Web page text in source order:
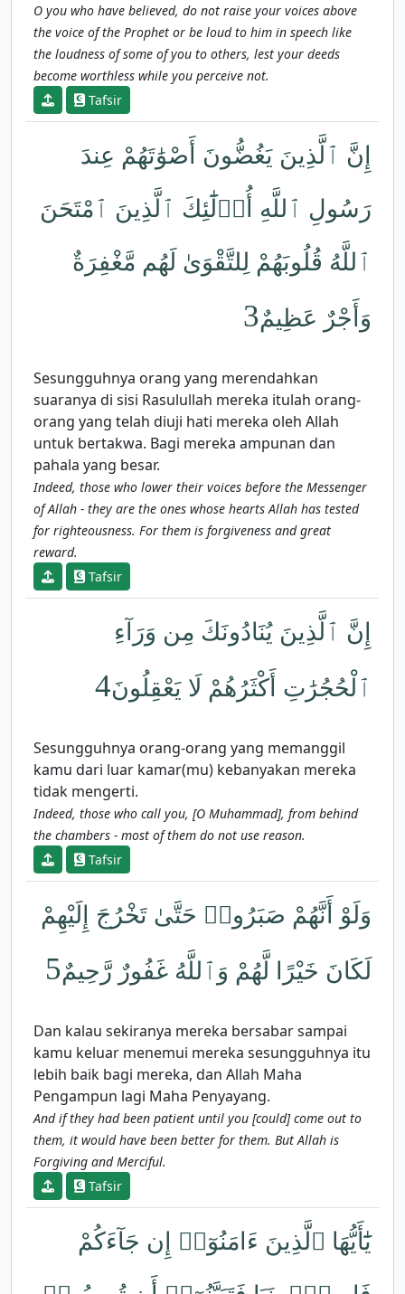
O you who have believed, do not raise your voices above
the voice of the Prophet or be loud to him in speech like
the loudness of some of you to others, lest your deeds
become worthless while you perceive not.
Tafsir
إِنَّ ٱلَّذِينَ يَغُضُّونَ أَصْوَٰتَهُمْ عِندَ
رَسُولِ ٱللَّهِ أُو۟لَٰٓئِكَ ٱلَّذِينَ ٱمْتَحَنَ
ٱللَّهُ قُلُوبَهُمْ لِلتَّقْوَىٰ لَهُم مَّغْفِرَةٌ
وَأَجْرٌ عَظِيمٌ3
Sesungguhnya orang yang merendahkan
suaranya di sisi Rasulullah mereka itulah orang-
orang yang telah diuji hati mereka oleh Allah
untuk bertakwa. Bagi mereka ampunan dan
pahala yang besar.
Indeed, those who lower their voices before the Messenger
of Allah - they are the ones whose hearts Allah has tested
for righteousness. For them is forgiveness and great
reward.
Tafsir
إِنَّ ٱلَّذِينَ يُنَادُونَكَ مِن وَرَآءِ
ٱلْحُجُرَٰتِ أَكْثَرُهُمْ لَا يَعْقِلُونَ4
Sesungguhnya orang-orang yang memanggil
kamu dari luar kamar(mu) kebanyakan mereka
tidak mengerti.
Indeed, those who call you, [O Muhammad], from behind
the chambers - most of them do not use reason.
Tafsir
وَلَوْ أَنَّهُمْ صَبَرُوا۟ حَتَّىٰ تَخْرُجَ إِلَيْهِمْ
لَكَانَ خَيْرًا لَّهُمْ وَٱللَّهُ غَفُورٌ رَّحِيمٌ5
Dan kalau sekiranya mereka bersabar sampai
kamu keluar menemui mereka sesungguhnya itu
lebih baik bagi mereka, dan Allah Maha
Pengampun lagi Maha Penyayang.
And if they had been patient until you [could] come out to
them, it would have been better for them. But Allah is
Forgiving and Merciful.
Tafsir
يَٰٓأَيُّهَا ٱلَّذِينَ ءَامَنُوٓا۟ إِن جَآءَكُمْ